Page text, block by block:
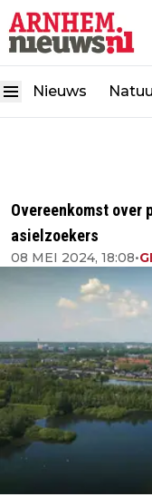
Nieuws
Overeenkomst over
asielzoekers
08 MEI 2024, 18:08•